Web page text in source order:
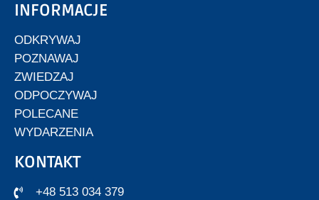
INFORMACJE
ODKRYWAJ
POZNAWAJ
ZWIEDZAJ
ODPOCZYWAJ
POLECANE
WYDARZENIA
KONTAKT
+48 513 034 379